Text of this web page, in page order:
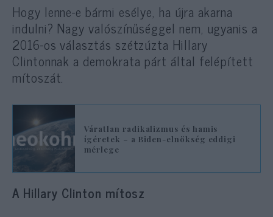
Hogy lenne-e bármi esélye, ha újra akarna
indulni? Nagy valószínűséggel nem, ugyanis a
2016-os választás szétzúzta Hillary
Clintonnak a demokrata párt által felépített
mítoszát.
Váratlan radikalizmus és hamis
ígéretek – a Biden-elnökség eddigi
mérlege
A Hillary Clinton mítosz